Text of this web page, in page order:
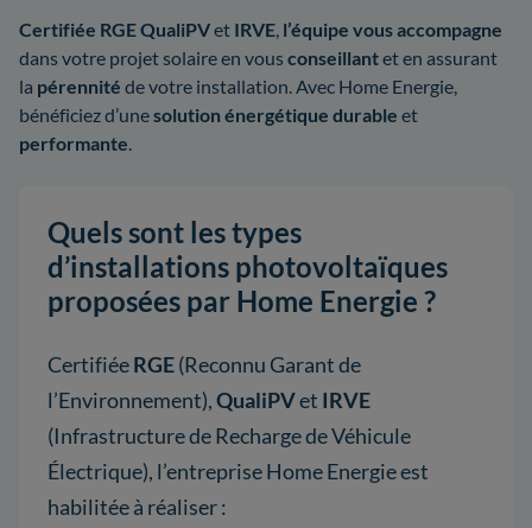
Certifiée RGE QualiPVet IRVE, l’équipe vous accompagne
dans votre projet solaire en vous conseillantet en assurant
la pérennité de votre installation. Avec Home Energie,
bénéficiez d’unesolution énergétique durable et
performante.
Quels sont les types
d’installations photovoltaïques
proposées par Home Energie ?
CertifiéeRGE(Reconnu Garant de
l’Environnement),QualiPVet IRVE
(Infrastructure de Recharge de Véhicule
Électrique), l’entreprise Home Energie est
habilitée à réaliser :